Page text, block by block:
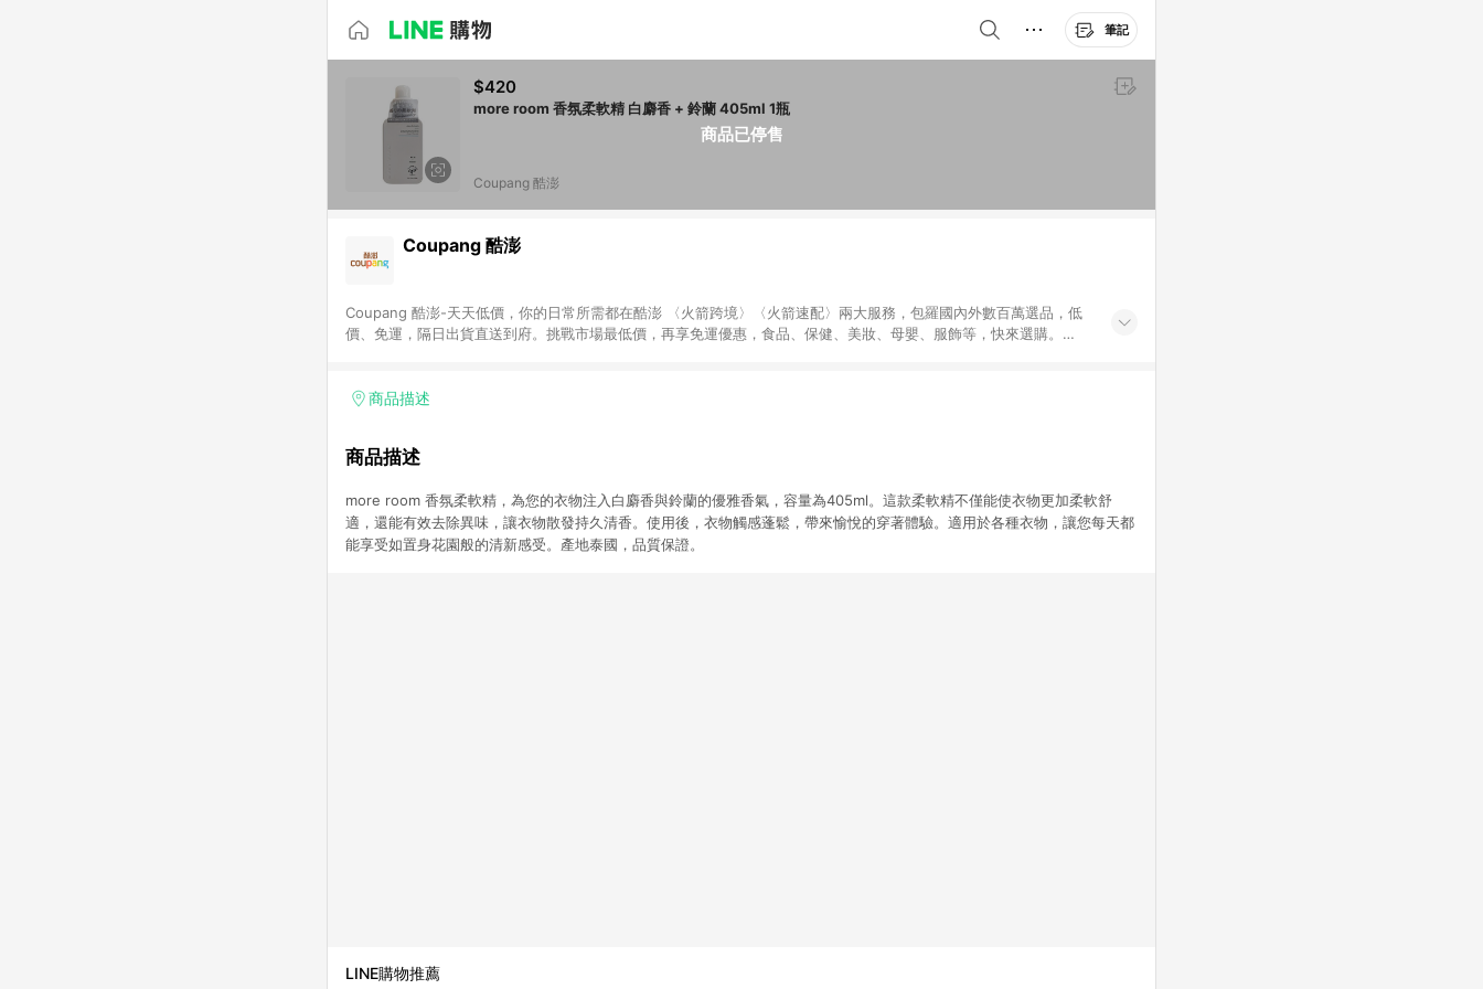
筆記
商品已停售
$420
more room 香氛柔軟精 白麝香 + 鈴蘭 405ml 1瓶
Coupang 酷澎
Coupang 酷澎
Coupang 酷澎-天天低價，你的日常所需都在酷澎 〈火箭跨境〉〈火箭速配〉兩大服務，包羅國內外數百萬選品，低
價、免運，隔日出貨直送到府。挑戰市場最低價，再享免運優惠，食品、保健、美妝、母嬰、服飾等，快來選購。
商品描述
商品描述
more room 香氛柔軟精，為您的衣物注入白麝香與鈴蘭的優雅香氣，容量為405ml。這款柔軟精不僅能使衣物更加柔軟舒
適，還能有效去除異味，讓衣物散發持久清香。使用後，衣物觸感蓬鬆，帶來愉悅的穿著體驗。適用於各種衣物，讓您每天都
能享受如置身花園般的清新感受。產地泰國，品質保證。
LINE購物推薦